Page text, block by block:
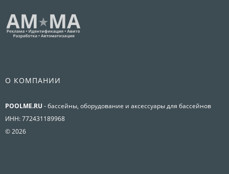
О КОМПАНИИ
POOLME.RU - бассейны, оборудование и аксессуары для бассейнов
ИНН: 772431189968
© 2026